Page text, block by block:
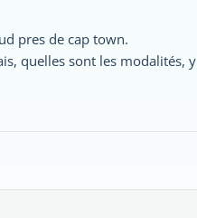
pres de cap town.
quelles sont les modalités, y